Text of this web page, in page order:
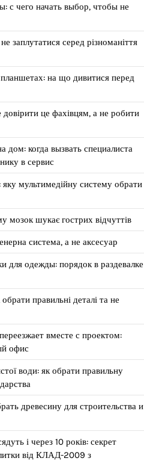
с чего начать выбор, чтобы не
заплутатися серед різноманіття
на що дивитися перед
довірити це фахівцям, а не робити
когда вызвать специалиста
в сервис
яку мультимедійну систему обрати
мозок шукає гострих відчуттів
система, а не аксесуар
для одежды: порядок в раздевалке
правильні деталі та не
вместе с проектом:
офис
води: як обрати правильну
древесину для строительства и
і через 10 років: секрет
від КЛАД-2009 з